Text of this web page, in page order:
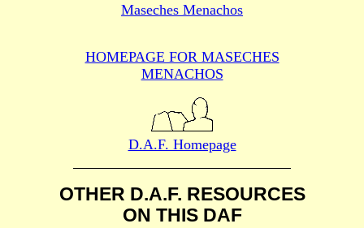
Maseches Menachos
HOMEPAGE FOR MASECHES
MENACHOS
D.A.F. Homepage
OTHER D.A.F. RESOURCES
ON THIS DAF